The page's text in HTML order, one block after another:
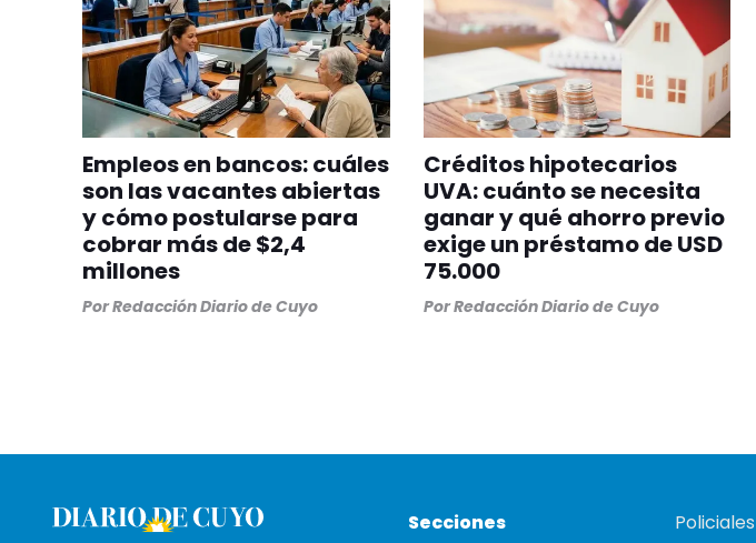
Empleos en bancos: cuáles
son las vacantes abiertas
y cómo postularse para
cobrar más de $2,4
millones
PorRedacción Diario de Cuyo
Créditos hipotecarios
UVA: cuánto se necesita
ganar y qué ahorro previo
exige un préstamo de USD
75.000
PorRedacción Diario de Cuyo
Secciones Policiales